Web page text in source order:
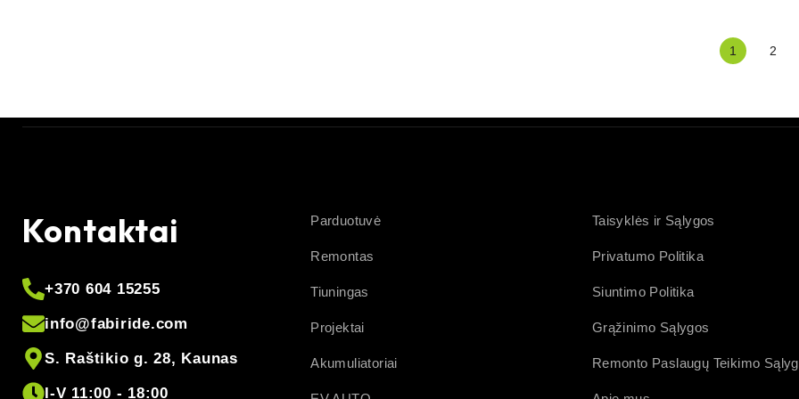
1 2
Kontaktai
+370 604 15255
info@fabiride.com
S. Raštikio g. 28, Kaunas
I-V 11:00 - 18:00
Parduotuvė
Remontas
Tiuningas
Projektai
Akumuliatoriai
Taisyklės ir Sąlygos
Privatumo Politika
Siuntimo Politika
Grąžinimo Sąlygos
Remonto Paslaugų Teikimo